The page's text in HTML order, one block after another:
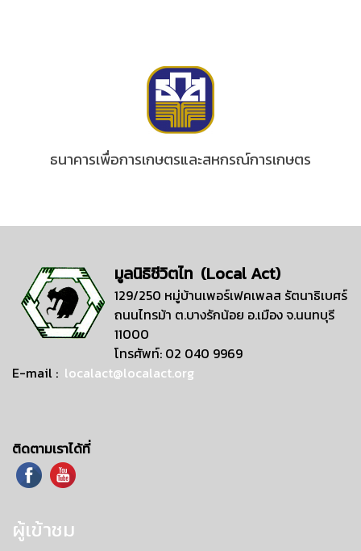
ธนาคารเพื่อการเกษตรและสหกรณ์การเกษตร
มูลนิธิชีวิตไท (Local Act)
129/250 หมู่บ้านเพอร์เฟคเพลส รัตนาธิเบศร์
ถนนไทรม้า ต.บางรักน้อย อ.เมือง จ.นนทบุรี
11000
โทรศัพท์: 02 040 9969
E-mail : localact@localact.org
ติดตามเราได้ที่
ผู้เข้าชม